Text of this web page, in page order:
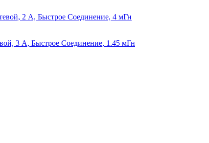
2 А, Быстрое Соединение, 4 мГн
3 А, Быстрое Соединение, 1.45 мГн